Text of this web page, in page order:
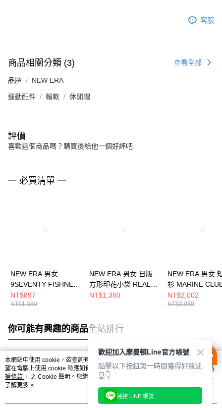
客服
商品相關分類 (3) 查看全部
品牌 NEW ERA
運動配件 帽款 休閒帽
評價
喜歡這個商品嗎？購買後給他一個好評吧
一 必買清單 一
NEW ERA 男女
9SEVENTY FISHNET
NE 黑 NE14499879
NT$897
NT$1,380
NEW ERA 男女 日版
方形印花小袋 REAL
TREE NE 黑
NT$1,380
NEW ERA 男女
衫 MARINE
海邊藍
NT$2,002
NT$3,080
你可能有興趣的商品全站排行
熱門標籤
本網站中使用 cookie，欲查詢有關本網站使用 cookie 方式之詳情，及若您不希
望在電腦上使用 cookie 時應如何變更電腦的 cookie 設定，請參閱本網站「
隱私
權條款 」之 Cookie 聲明。您繼續使用本網站即表示您同意本公司得按本網站使
用條款之 Cookie 聲明使用 cookie。
了解更多 >
歡迎加入摩曼頓Line官方帳號
點擊以下按鈕第一時間獲得好康訊
息👇
連結 LINE 帳號